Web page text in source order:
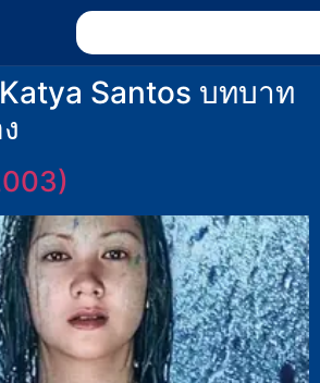
Katya Santos บทบาท